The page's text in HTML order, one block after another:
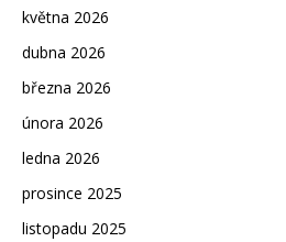
května 2026
dubna 2026
března 2026
února 2026
ledna 2026
prosince 2025
listopadu 2025